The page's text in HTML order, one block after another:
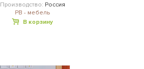
Производство: Россия
РВ - мебель
В корзину